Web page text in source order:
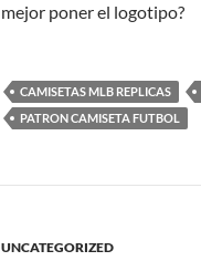
mejor poner el logotipo?
CAMISETAS MLB REPLICAS
PATRON CAMISETA FUTBOL
UNCATEGORIZED